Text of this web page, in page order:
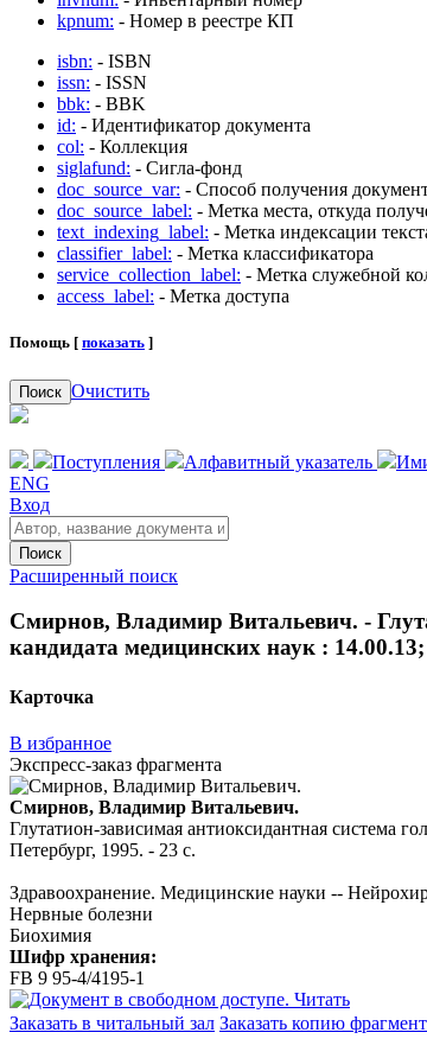
kpnum: - Номер в реестре КП
isbn: - ISBN
issn: - ISSN
bbk: - BBK
id: - Идентификатор документа
col: - Коллекция
siglafund: - Сигла-фонд
doc_source_var: - Способ получения
doc_source_label: - Метка места, откуда
text_indexing_label: - Метка индексации
classifier_label: - Метка классификатора
service_collection_label: - Метка служебной
access_label: - Метка доступа
Помощь [ показать ]
Поиск Очистить
Поступления Алфавитный указатель
ENG
Вход
Поиск
Расширенный поиск
Смирнов, Владимир Витальевич. -
кандидата медицинских наук :
Карточка
В избранное
Экспресс-заказ фрагмента
Смирнов, Владимир Витальевич.
Глутатион-зависимая антиоксидантная система
Петербург, 1995. - 23 с.
Здравоохранение. Медицинские науки --
Нервные болезни
Биохимия
Шифр хранения:
FB 9 95-4/4195-1
Читать
Заказать в читальный зал Заказать копию